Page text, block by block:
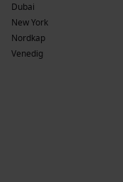
Dubai
New York
Nordkap
Venedig